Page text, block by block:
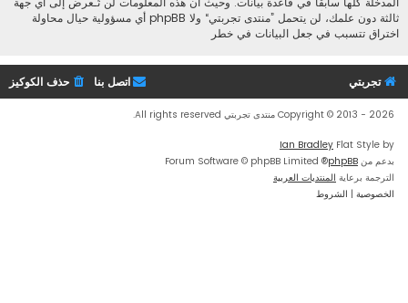
ثالثة دون علمك، لن يتحمل ”منتدى تجربتي“ ولا phpBB أي مسؤولية حيال محاولة
اختراق تتسبب في جعل البيانات في خطر
تجربتي حذف الكوكيز اتصل بنا
Copyright © 2013 - 2026 منتدى تجربتي All rights reserved.
Flat Style by
Ian Bradley
بدعم من phpBB
® Forum Software © phpBB Limited
الترجمة برعاية المنتديات العربية
الخصوصية | الشروط